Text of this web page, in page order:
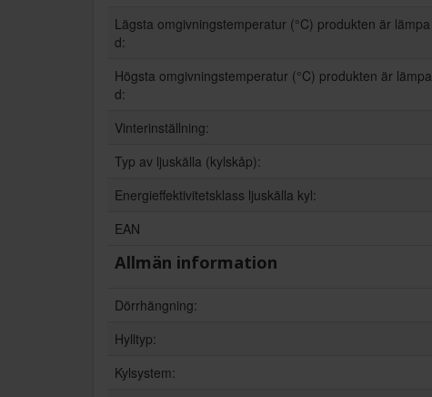
Lägsta omgivningstemperatur (°C) produkten är lämpa
d:
Högsta omgivningstemperatur (°C) produkten är lämpa
d:
Vinterinställning:
Typ av ljuskälla (kylskåp):
Energieffektivitetsklass ljuskälla kyl:
EAN
Allmän information
Dörrhängning:
Hylltyp:
Kylsystem: